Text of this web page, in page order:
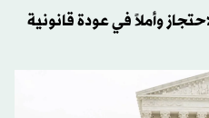
وأملاً في عودة قانونية